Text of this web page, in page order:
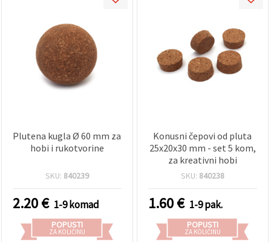
Plutena kugla Ø 60 mm za
hobi i rukotvorine
SKU: 840239
2.20€ 1-9 komad
POPUSTI
ZA KOLIČINU
Konusni čepovi od pluta
25x20x30 mm - set 5 kom,
za kreativni hobi
SKU: 840238
1.60€ 1-9 pak.
POPUSTI
ZA KOLIČINU